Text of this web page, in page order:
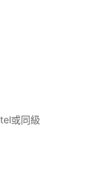
或同級